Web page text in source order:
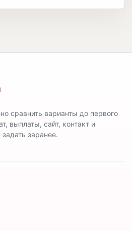
сравнить варианты до первого
выплаты, сайт, контакт и
заранее.